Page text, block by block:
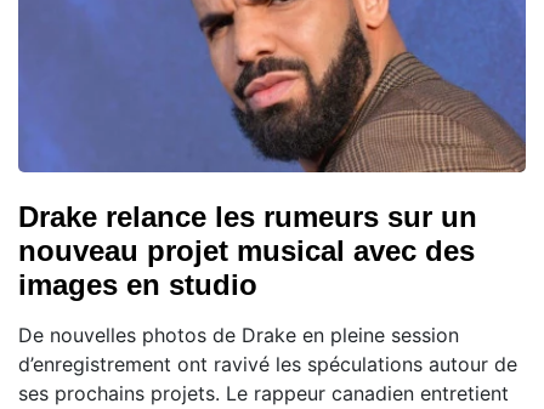
Drake relance les rumeurs sur un
nouveau projet musical avec des
images en studio
De nouvelles photos de Drake en pleine session
d’enregistrement ont ravivé les spéculations autour de
ses prochains projets. Le rappeur canadien entretient